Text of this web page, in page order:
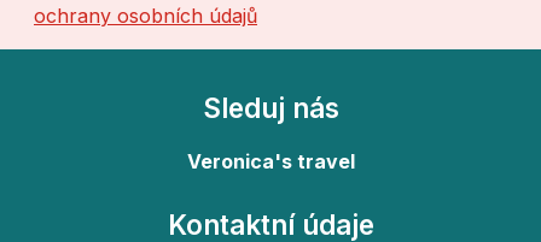
ochrany osobních údajů
Sleduj nás
Veronica's travel
Kontaktní údaje